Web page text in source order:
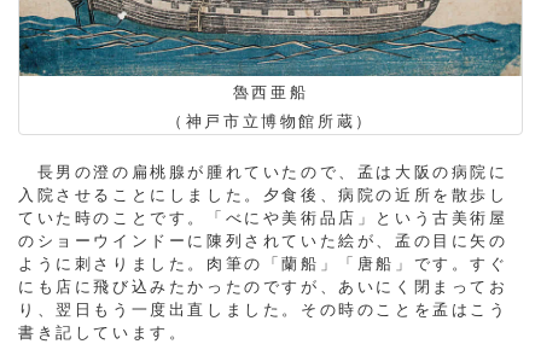
魯西亜船
（神戸市立博物館所蔵）
長男の澄の扁桃腺が腫れていたので、孟は大阪の病院に
入院させることにしました。夕食後、病院の近所を散歩し
ていた時のことです。「べにや美術品店」という古美術屋
のショーウインドーに陳列されていた絵が、孟の目に矢の
ように刺さりました。肉筆の「蘭船」「唐船」です。すぐ
にも店に飛び込みたかったのですが、あいにく閉まってお
り、翌日もう一度出直しました。その時のことを孟はこう
書き記しています。